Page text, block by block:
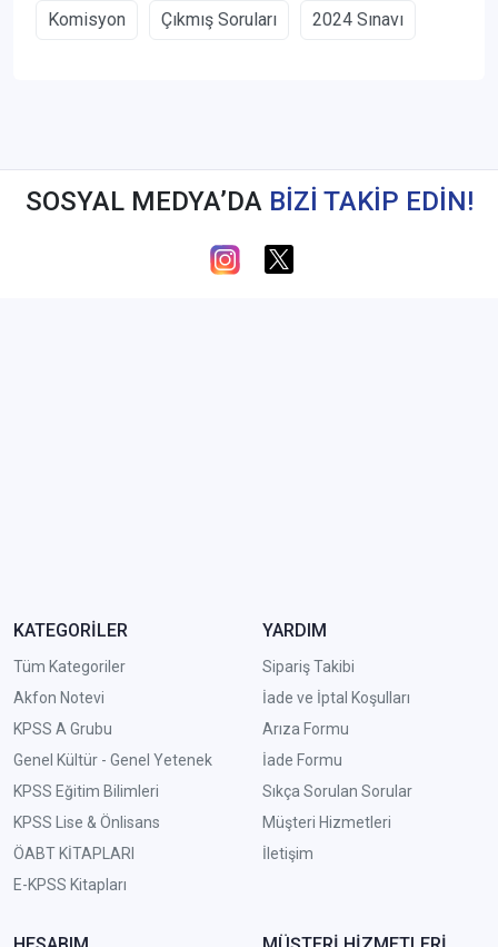
Komisyon Çıkmış Soruları 2024 Sınavı
SOSYAL MEDYA’DA BİZİ TAKİP EDİN!
KATEGORİLER
Tüm Kategoriler
Akfon Notevi
KPSS A Grubu
Genel Kültür - Genel Yetenek
KPSS Eğitim Bilimleri
KPSS Lise & Önlisans
ÖABT KİTAPLARI
E-KPSS Kitapları
YARDIM
Sipariş Takibi
İade ve İptal Koşulları
Arıza Formu
İade Formu
Sıkça Sorulan Sorular
Müşteri Hizmetleri
İletişim